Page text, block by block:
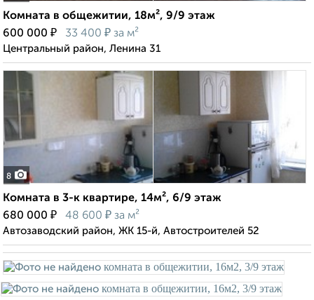
Комната в общежитии, 18м², 9/9 этаж
600 000 ₽ 33 400 ₽ за м²
Центральный район, Ленина 31
8
Комната в 3-к квартире, 14м², 6/9 этаж
680 000 ₽ 48 600 ₽ за м²
Автозаводский район, ЖК 15-й, Автостроителей 52